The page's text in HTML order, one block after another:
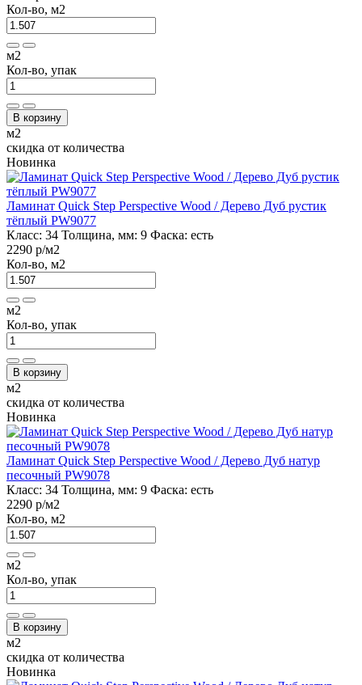
Кол-во, м2
м2
Кол-во, упак
В корзину
м2
скидка от количества
Новинка
Ламинат Quick Step Perspective Wood / Дерево Дуб рустик
тёплый PW9077
Класс: 34 Толщина, мм: 9 Фаска: есть
2290 р/м2
Кол-во, м2
м2
Кол-во, упак
В корзину
м2
скидка от количества
Новинка
Ламинат Quick Step Perspective Wood / Дерево Дуб натур
песочный PW9078
Класс: 34 Толщина, мм: 9 Фаска: есть
2290 р/м2
Кол-во, м2
м2
Кол-во, упак
В корзину
м2
скидка от количества
Новинка